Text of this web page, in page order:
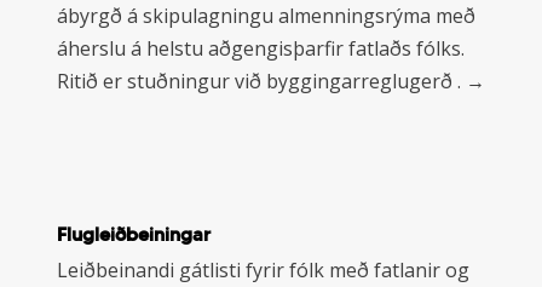
ábyrgð á skipulagningu almenningsrýma með
áherslu á helstu aðgengisþarfir fatlaðs fólks.
Ritið er stuðningur við byggingarreglugerð . →
Flugleiðbeiningar
Leiðbeinandi gátlisti fyrir fólk með fatlanir og
more